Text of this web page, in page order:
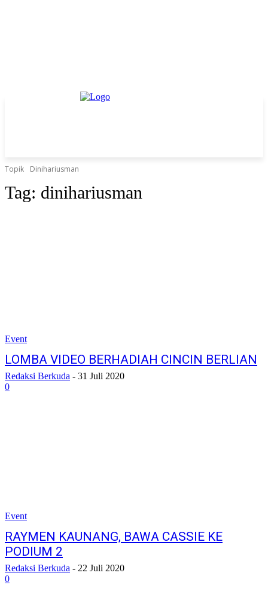
Topik Dinihariusman
Tag: dinihariusman
Event
LOMBA VIDEO BERHADIAH CINCIN BERLIAN
Redaksi Berkuda - 31 Juli 2020
0
Event
RAYMEN KAUNANG, BAWA CASSIE KE
PODIUM 2
Redaksi Berkuda - 22 Juli 2020
0